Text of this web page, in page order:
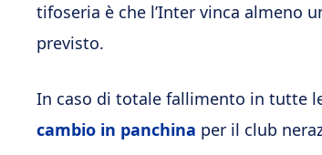
tifoseria è che l’Inter vinca almeno
previsto.
In caso di totale fallimento in tutte
cambio in panchina per il club